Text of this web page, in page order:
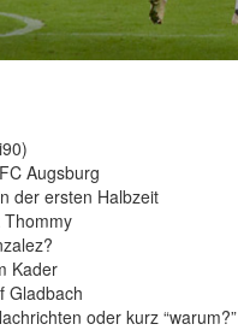
Augsburg
der ersten Halbzeit
Thommy
Kader
Gladbach
oder kurz “warum?”